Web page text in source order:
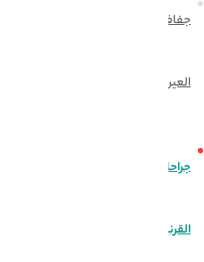
جفاف
العين
جراحات
القرنية
الافتاب
المهمه في المستشفي